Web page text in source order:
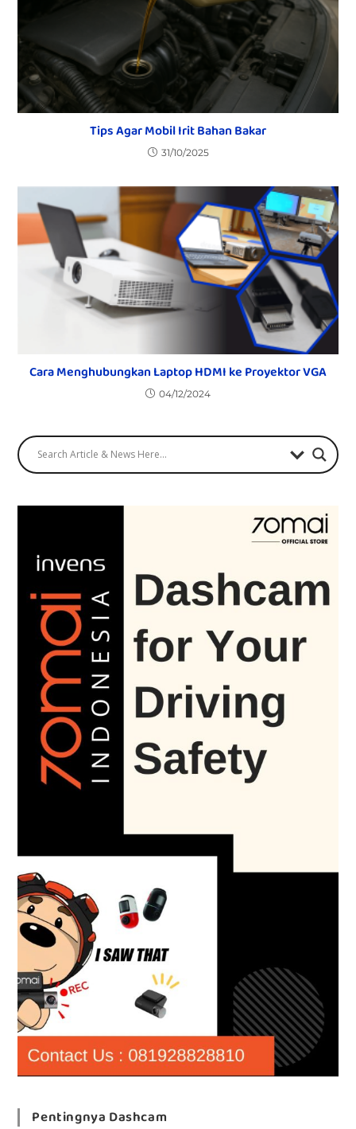
Tips Agar Mobil Irit Bahan Bakar
31/10/2025
Cara Menghubungkan Laptop HDMI ke Proyektor VGA
04/12/2024
Pentingnya Dashcam